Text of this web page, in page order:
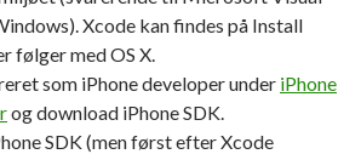
Xcode kan findes på Install
følger med OS X.
som iPhone developer under iPhone
og download iPhone SDK.
SDK (men først efter Xcode